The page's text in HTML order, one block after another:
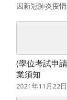
因新冠肺炎疫
(學位考試申
業須知
2021年11月22日